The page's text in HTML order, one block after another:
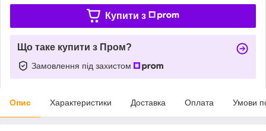
Купити з
Що таке купити з Пром?
Замовлення під захистом
Опис Характеристики Доставка Оплата Умови